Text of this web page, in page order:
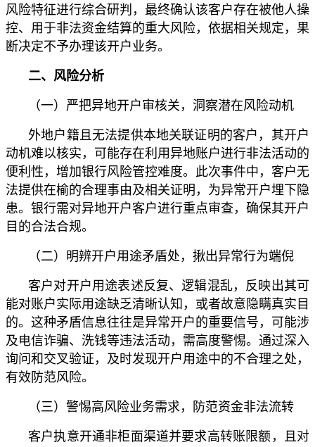
风险特征进行综合研判，最终确认该客户存在被他人操
控、用于非法资金结算的重大风险，依据相关规定，果
断决定不予办理该开户业务。
二、风险分析
（一）严把异地开户审核关，洞察潜在风险动机
外地户籍且无法提供本地关联证明的客户，其开户
动机难以核实，可能存在利用异地账户进行非法活动的
便利性，增加银行风险管控难度。此次事件中，客户无
法提供在榆的合理事由及相关证明，为异常开户埋下隐
患。银行需对异地开户客户进行重点审查，确保其开户
目的合法合规。
（二）明辨开户用途矛盾处，揪出异常行为端倪
客户对开户用途表述反复、逻辑混乱，反映出其可
能对账户实际用途缺乏清晰认知，或者故意隐瞒真实目
的。这种矛盾信息往往是异常开户的重要信号，可能涉
及电信诈骗、洗钱等违法活动，需高度警惕。通过深入
询问和交叉验证，及时发现开户用途中的不合理之处，
有效防范风险。
（三）警惕高风险业务需求，防范资金非法流转
客户执意开通非柜面渠道并要求高转账限额，且对